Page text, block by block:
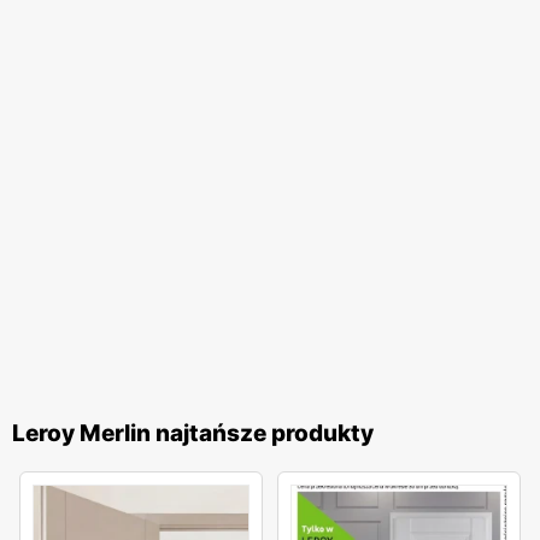
wyposażeniem każdej kuchni. W Leroy Merlin
oferta obejmuje zlewozmywaki jedno lub dwu komorowe.
Wykonane z granitu, stali, szkła lub ceramiczne. Możliwy
Leroy Merlin najtańsze produkty